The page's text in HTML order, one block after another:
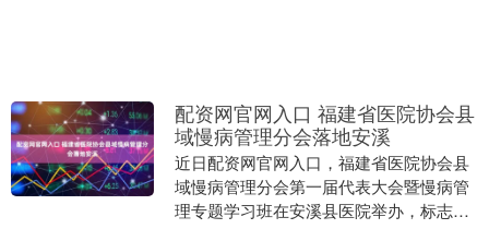
配资网官网入口 福建省医院协会县
域慢病管理分会落地安溪
近日配资网官网入口，福建省医院协会县
域慢病管理分会第一届代表大会暨慢病管
理专题学习班在安溪县医院举办，标志着